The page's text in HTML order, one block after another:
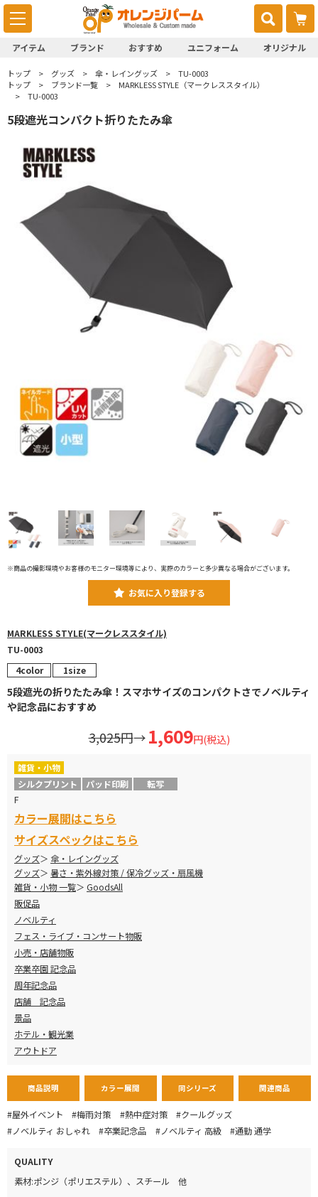
アイテム ブランド おすすめ ユニフォーム オリジナル
トップ グッズ 傘・レイングッズ
TU-0003
トップ
ブランド一覧
MARKLESS STYLE（マークレススタイル）
TU-0003
5段遮光コンパクト折りたたみ傘
※商品の撮影環境やお客様のモニター環境等により、実際のカラーと多少異なる場合がございます。
お気に入り登録する
MARKLESS STYLE(マークレススタイル)
TU-0003
4color 1size
5段遮光の折りたたみ傘！スマホサイズのコンパクトさでノベルティ
や記念品におすすめ
3,025円→ 1,609円(税込)
雑貨・小物
シルクプリント
パッド印刷 転写
F
カラー展開はこちら
サイズスペックはこちら
グッズ
傘・レイングッズ
グッズ
暑さ・紫外線対策 / 保冷グッズ・扇風機
雑貨・小物 一覧
GoodsAll
販促品
ノベルティ
フェス・ライブ・コンサート物販
小売・店舗物販
卒業卒園 記念品
周年記念品
店舗 記念品
景品
ホテル・観光業
アウトドア
商品説明 カラー展開 同シリーズ 関連商品
#屋外イベント #梅雨対策 #熱中症対策
#クールグッズ
#ノベルティ おしゃれ
#卒業記念品 #ノベルティ 高級 #通勤 通学
QUALITY
素材:ポンジ（ポリエステル）、スチール 他